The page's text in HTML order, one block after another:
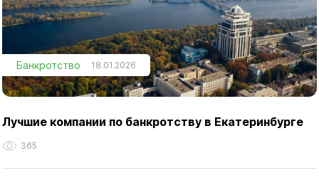
Банкротство 18.01.2026
Лучшие компании по банкротству в Екатеринбурге
365